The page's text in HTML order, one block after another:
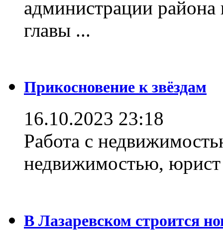
администрации
главы ...
Прикосновение к звёздам
16.10.2023 23:18
Работа с
недвижимостью,
В Лазаревском строится